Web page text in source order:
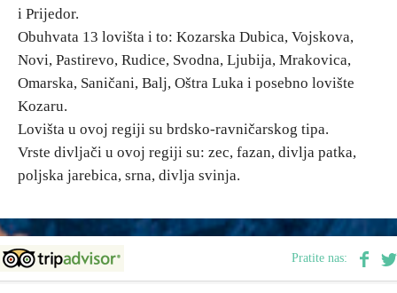
Manifestacije
Smještaj
Multimedija
Foto
E-Brochure
i Prijedor.
Obuhvata 13 lovišta i to: Kozarska Dubica, Vojskova,
Novi, Pastirevo, Rudice, Svodna, Ljubija, Mrakovica,
Omarska, Saničani, Balj, Oštra Luka i posebno lovište
Kozaru.
Lovišta u ovoj regiji su brdsko-ravničarskog tipa.
Vrste divljači u ovoj regiji su: zec, fazan, divlja patka,
poljska jarebica, srna, divlja svinja.
Pratite nas: